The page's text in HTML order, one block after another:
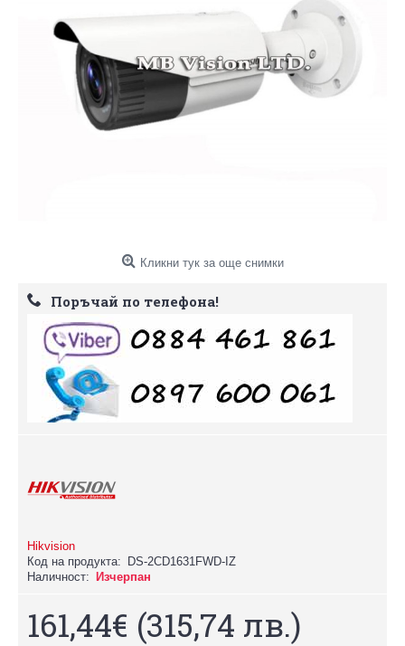
Кликни тук за още снимки
Поръчай по телефона!
Hikvision
Код на продукта:
DS-2CD1631FWD-IZ
Наличност:
Изчерпан
161,44€ (315,74 лв.)